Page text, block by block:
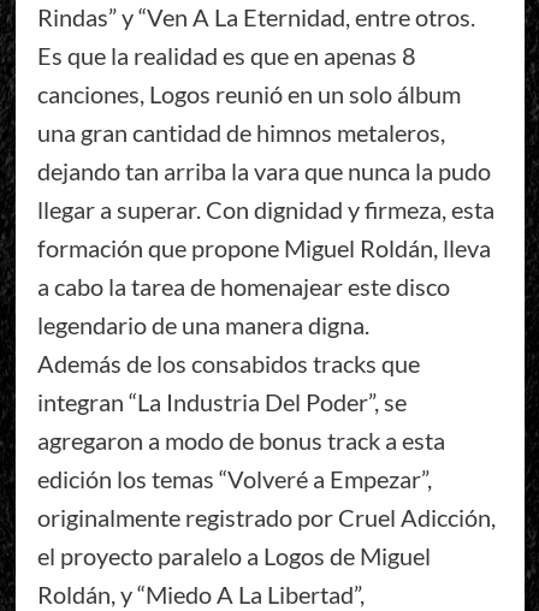
Rindas” y “Ven A La Eternidad, entre otros.
Es que la realidad es que en apenas 8
canciones, Logos reunió en un solo álbum
una gran cantidad de himnos metaleros,
dejando tan arriba la vara que nunca la pudo
llegar a superar. Con dignidad y firmeza, esta
formación que propone Miguel Roldán, lleva
a cabo la tarea de homenajear este disco
legendario de una manera digna.
Además de los consabidos tracks que
integran “La Industria Del Poder”, se
agregaron a modo de bonus track a esta
edición los temas “Volveré a Empezar”,
originalmente registrado por Cruel Adicción,
el proyecto paralelo a Logos de Miguel
Roldán, y “Miedo A La Libertad”,